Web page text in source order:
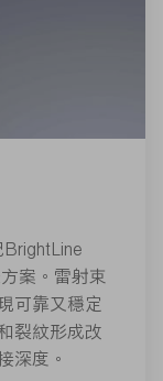
案。雷射束
可靠又穩定
裂紋形成改
深度。